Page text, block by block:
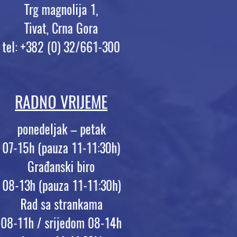
Trg magnolija 1,
Tivat, Crna Gora
tel: +382 (0) 32/661-300
RADNO VRIJEME
ponedeljak – petak
07-15h (pauza 11-11:30h)
Građanski biro
08-13h (pauza 11-11:30h)
Rad sa strankama
08-11h / srijedom 08-14h